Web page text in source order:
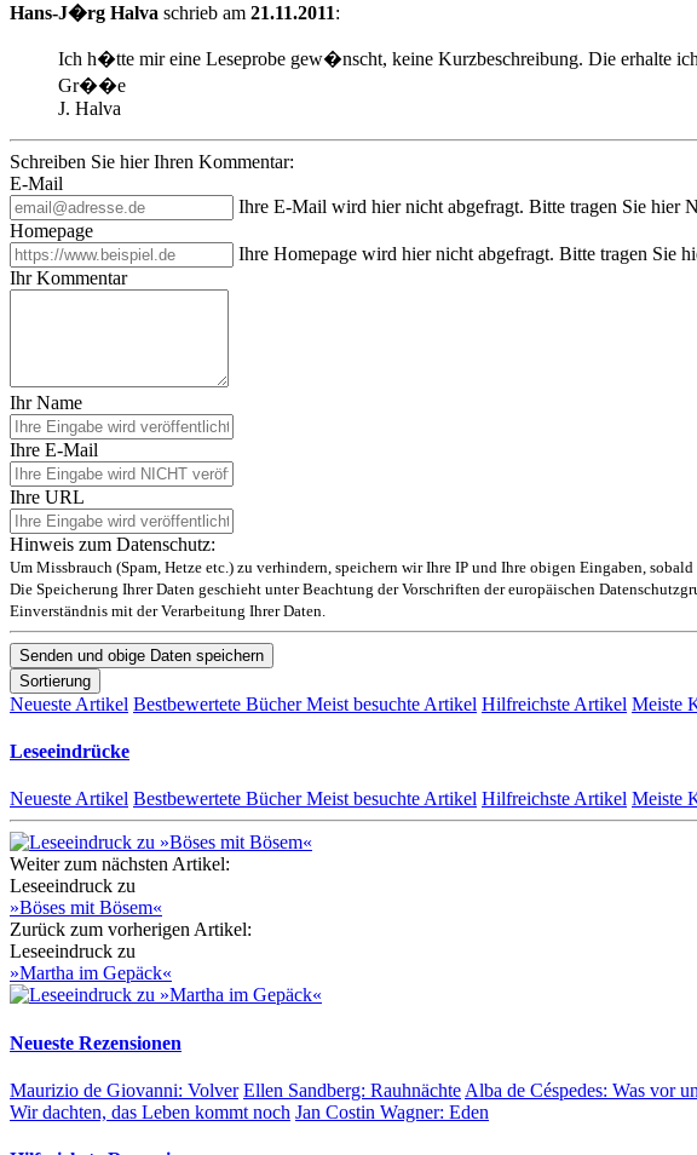
Hans-J�rg Halva schrieb am 21.11.2011:
Ich h�tte mir eine Leseprobe gew�nscht, keine Kurzbeschreibung. Die erhalte
Gr��e
J. Halva
Schreiben Sie hier Ihren Kommentar:
E-Mail
Ihre E-Mail wird hier nicht abgefragt. Bitte tragen Sie hier
Homepage
Ihre Homepage wird hier nicht abgefragt. Bitte tragen Sie
Ihr Kommentar
Ihr Name
Ihre E-Mail
Ihre URL
Hinweis zum Datenschutz:
Um Missbrauch (Spam, Hetze etc.) zu verhindern, speichern wir Ihre IP und Ihre obigen Eingaben,
Die Speicherung Ihrer Daten geschieht unter Beachtung der Vorschriften der europäischen
Einverständnis mit der Verarbeitung Ihrer Daten.
Sortierung
Neueste Artikel Bestbewertete BücherMeist besuchte Artikel Hilfreichste Artikel Meiste
Leseeindrücke
Neueste Artikel Bestbewertete BücherMeist besuchte Artikel Hilfreichste Artikel Meiste
Weiter zum nächsten Artikel:
Leseeindruck zu
»Böses mit Bösem«
Zurück zum vorherigen Artikel:
Leseeindruck zu
»Martha im Gepäck«
Neueste Rezensionen
Maurizio de Giovanni: Volver Ellen Sandberg: Rauhnächte Alba de Céspedes: Was vor
Wir dachten, das Leben kommt noch Jan Costin Wagner: Eden